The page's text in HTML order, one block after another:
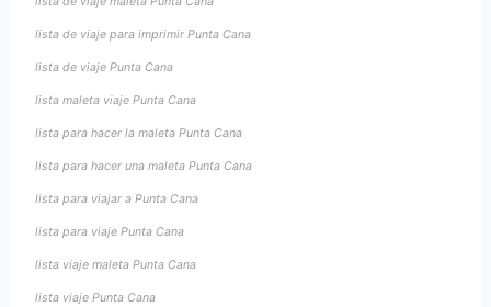
lista de viaje para imprimir Punta Cana
lista de viaje Punta Cana
lista maleta viaje Punta Cana
lista para hacer la maleta Punta Cana
lista para hacer una maleta Punta Cana
lista para viajar a Punta Cana
lista para viaje Punta Cana
lista viaje maleta Punta Cana
lista viaje Punta Cana